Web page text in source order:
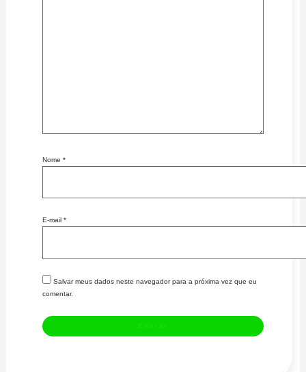
Nome *
E-mail *
Salvar meus dados neste navegador para a próxima vez que eu
comentar.